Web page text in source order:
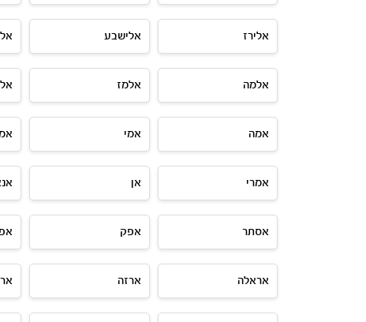
אלירז אלישבע
אלמה אלמז
אמה אמי
אמרי אן
אסתר אפק
אראלה ארזה